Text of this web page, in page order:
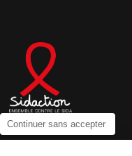
Continuer sans accepter